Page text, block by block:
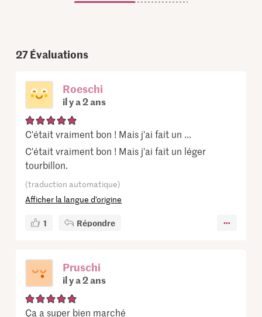
27Évaluations
Roeschi
il y a 2 ans
C'était vraiment bon ! Mais j'ai fait un ...
C'était vraiment bon ! Mais j'ai fait un léger
tourbillon.
(traduction automatique)
Afficher la langue d’origine
1 Répondre
Pruschi
il y a 2 ans
Ça a super bien marché